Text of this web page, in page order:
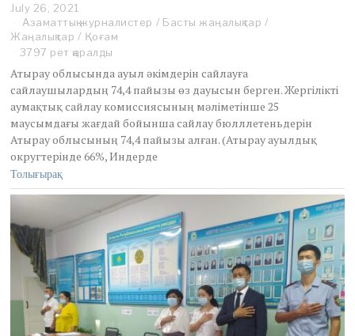
July 26, 2021
u
l
y
1
,
2
0
2
Азаматтық журналистер / Басты жаңалықтар /
Жаңалықтар / Қоғам
3797 рет қаралды
Атырау облысында ауыл әкімдерін сайлауға
сайлаушылардың 74,4 пайызы өз дауысын берген. Жергілікті
аумақтық сайлау комиссиясының мәліметінше 25
маусымдағы жағдай бойынша сайлау бюлллетеньдерін
Атырау облысының 74,4 пайызы алған. (Атырау ауылдық
округтерінде 66%, Индерде
Толығырақ